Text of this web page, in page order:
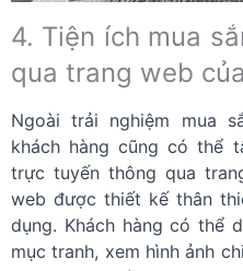
4. Tiện ích mua
qua trang web
Ngoài trải nghiệm mua
khách hàng cũng có thể
trực tuyến thông qua
web được thiết kế thân
dụng. Khách hàng có thể
mục tranh, xem hình ảnh